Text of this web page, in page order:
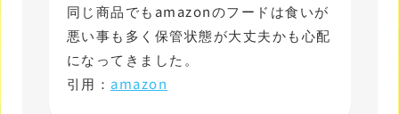
同じ商品でもamazonのフードは食いが
悪い事も多く保管状態が大丈夫かも心配
になってきました。
引用： amazon